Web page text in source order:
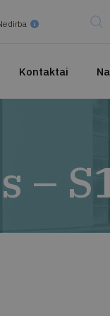
Kontaktai
–